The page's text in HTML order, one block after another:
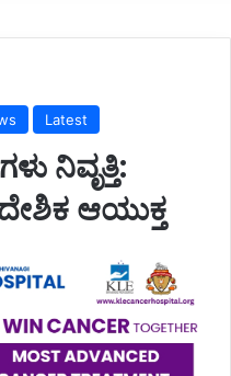
Latest
ನಿವೃತ್ತಿ:
ಆಯುಕ್ತ